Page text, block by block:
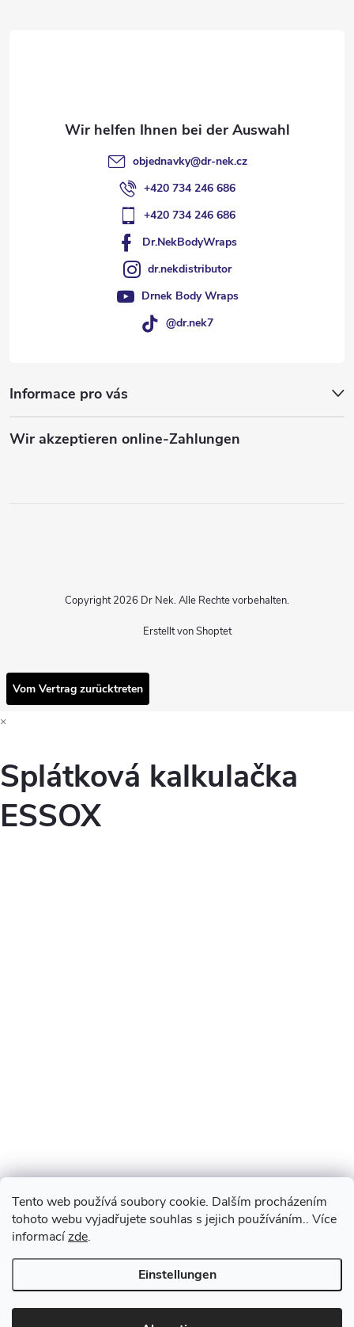
Tento web používá soubory cookie. Dalším procházením
tohoto webu vyjadřujete souhlas s jejich používáním.. Více
informacízde.
Einstellungen
objednavky@dr-nek.cz
+420 734 246 686
+420 734 246 686
Dr.NekBodyWraps
dr.nekdistributor
Drnek Body Wraps
@dr.nek7
Informace pro vás
Wir akzeptieren online-Zahlungen
Erstellt von Shoptet
Copyright 2026 Dr Nek. Alle Rechte vorbehalten.
Vom Vertrag zurücktreten
×
Splátková kalkulačka
ESSOX